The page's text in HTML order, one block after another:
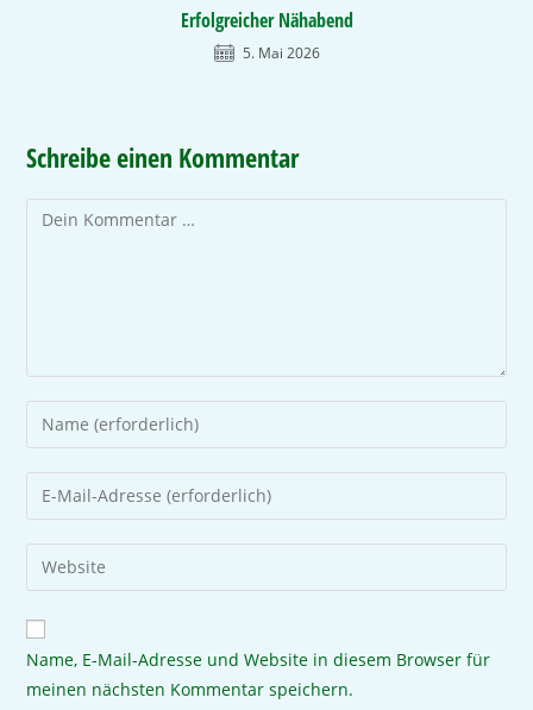
Erfolgreicher Nähabend
5. Mai 2026
Schreibe einen Kommentar
Name, E-Mail-Adresse und Website in diesem Browser für
meinen nächsten Kommentar speichern.